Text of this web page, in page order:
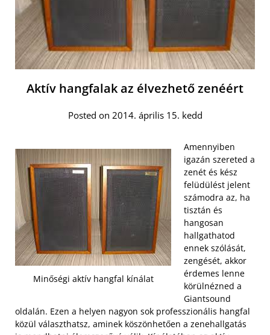
Aktív hangfalak az élvezhető zenéért
Posted on 2014. április 15. kedd
Minőségi aktív hangfal kínálat
Amennyiben
igazán szereted a
zenét és kész
felüdülést jelent
számodra az, ha
tisztán és
hangosan
hallgathatod
ennek szólását,
zengését, akkor
érdemes lenne
körülnézned a
Giantsound
oldalán. Ezen a helyen nagyon sok professzionális hangfal
közül választhatsz, aminek köszönhetően a zenehallgatás